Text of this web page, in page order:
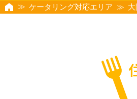
ケータリング対応エリア